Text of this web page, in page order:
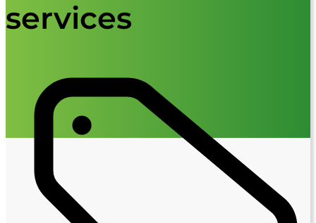
services